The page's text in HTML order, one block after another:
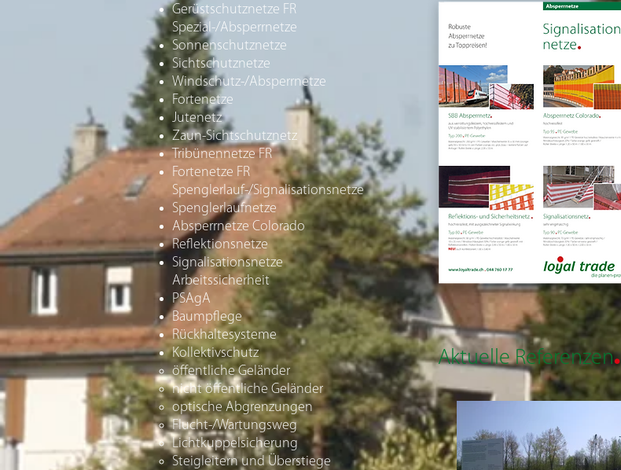
Gerüstschutznetze FR
Spezial-/Absperrnetze
Sonnenschutznetze
Sichtschutznetze
Windschutz-/Absperrnetze
Fortenetze
Jutenetz
Zaun-Sichtschutznetz
Tribünennetze FR
Fortenetze FR
Spenglerlauf-/Signalisationsnetze
Spenglerlaufnetze
Absperrnetze Colorado
Reflektionsnetze
Signalisationsnetze
Arbeitssicherheit
PSAgA
Baumpflege
Rückhaltesysteme
Kollektivschutz
öffentliche Geländer​
nicht öffentliche Geländer
optische Abgrenzungen
Flucht-/Wartungsweg
Lichtkuppelsicherung
Steigleitern und Überstiege
Aktuelle Referenzen.